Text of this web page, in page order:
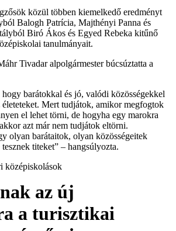
közül többen kiemelkedő eredményt
Balogh Patrícia, Majthényi Panna és
Biró Ákos és Egyed Rebeka kitűnő
tanulmányait.
Tivadar alpolgármester búcsúztatta a
barátokkal és jó, valódi közösségekkel
Mert tudjátok, amikor megfogtok
el lehet törni, de hogyha egy marokra
azt már nem tudjátok eltörni.
olyan barátaitok, olyan közösségeitek
titeket” – hangsúlyozta.
az új
a turisztikai